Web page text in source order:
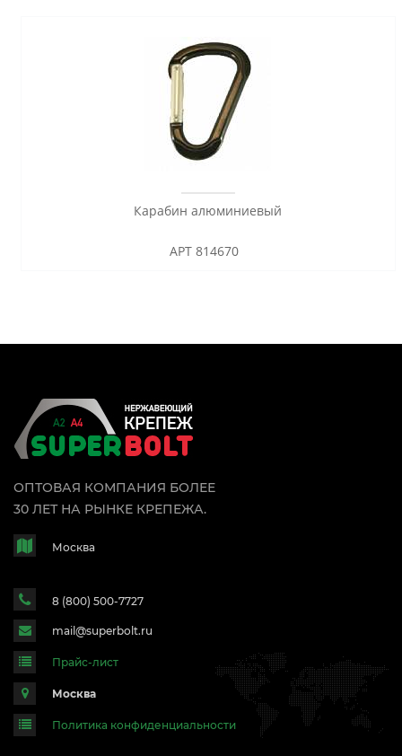
Карабин алюминиевый
АРТ 814670
ОПТОВАЯ КОМПАНИЯ БОЛЕЕ
30 ЛЕТ НА РЫНКЕ КРЕПЕЖА.
Москва
8 (800) 500-7727
mail@superbolt.ru
Прайс-лист
Москва
Политика конфиденциальности